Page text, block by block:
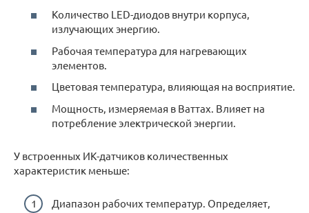
Количество LED-диодов внутри корпуса,
излучающих энергию.
Рабочая температура для нагревающих
элементов.
Цветовая температура, влияющая на восприятие.
Мощность, измеряемая в Ваттах. Влияет на
потребление электрической энергии.
У встроенных ИК-датчиков количественных
характеристик меньше:
Диапазон рабочих температур. Определяет,